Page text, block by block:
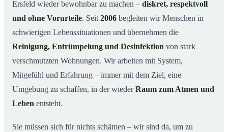
Ersfeld
Ersfeld wieder bewohnbar zu machen – diskret, respektvoll
und ohne Vorurteile. Seit 2006 begleiten wir Menschen in
schwierigen Lebenssituationen und übernehmen die
Reinigung, Entrümpelung und Desinfektion von stark
verschmutzten Wohnungen. Wir arbeiten mit System,
Mitgefühl und Erfahrung – immer mit dem Ziel, eine
Umgebung zu schaffen, in der wiederRaum zum Atmen und
Leben entsteht.
Sie müssen sich für nichts schämen – wir sind da, um zu